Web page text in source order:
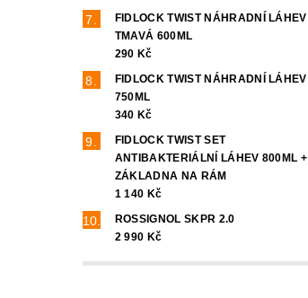
FIDLOCK TWIST NÁHRADNÍ LÁHEV
TMAVÁ 600ML
290 Kč
FIDLOCK TWIST NÁHRADNÍ LÁHEV
750ML
340 Kč
FIDLOCK TWIST SET
ANTIBAKTERIÁLNÍ LÁHEV 800ML +
ZÁKLADNA NA RÁM
1 140 Kč
ROSSIGNOL SKPR 2.0
2 990 Kč